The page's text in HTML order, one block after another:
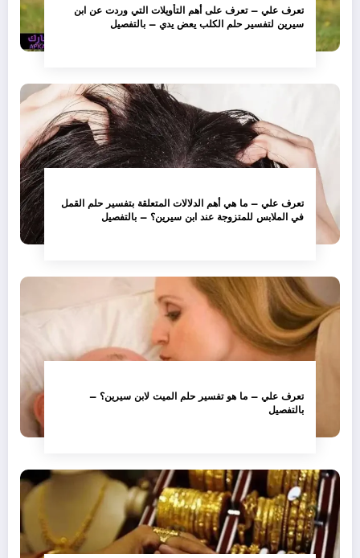
تعرف علي – تعرف على أهم التأويلات التي وردت عن ابن
سيرين لتفسير حلم الكلب يعض يدي – بالتفصيل
تعرف علي – ما هي أهم الدلالات المتعلقة بتفسير حلم القمل
في الملابس للمتزوجة عند ابن سيرين؟ – بالتفصيل
تعرف علي – ما هو تفسير حلم الميت لابن سيرين؟ –
بالتفصيل